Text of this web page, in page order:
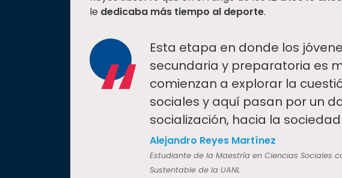
le dedicaba más tiempo al deporte.
“
Esta etapa en donde los
secundaria y preparatoria es
comienzan a explorar la
sociales y aquí pasan por un
socialización, hacia la
Alejandro Reyes Martínez
Estudiante de la Maestría en Ciencias Sociales
Sustentable de la UANL